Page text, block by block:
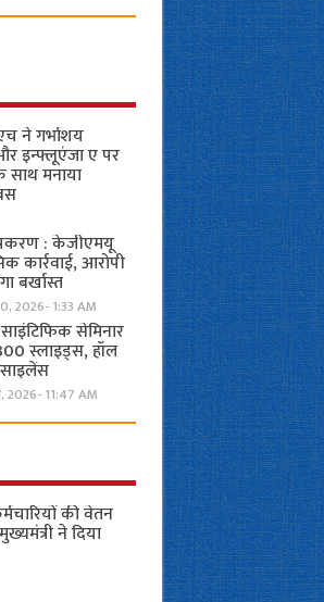
ने गर्भाशय
इन्फ्लूएंजा ए पर
साथ मनाया
: केजीएमयू
कार्रवाई, आरोपी
बर्खास्त
2026- 1:33 AM
सेमिनार
स्लाइड्स, हॉल
साइलेंस
2026- 11:47 AM
की वेतन
ने दिया